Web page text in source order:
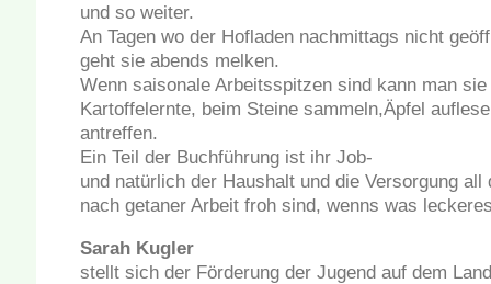
und so weiter.
An Tagen wo der Hofladen nachmittags nicht
geht sie abends melken.
Wenn saisonale Arbeitsspitzen sind kann man
Kartoffelernte, beim Steine sammeln,Äpfel
antreffen.
Ein Teil der Buchführung ist ihr Job-
und natürlich der Haushalt und die Versorgung all
nach getaner Arbeit froh sind, wenns was
Sarah Kugler
stellt sich der Förderung der Jugend auf dem